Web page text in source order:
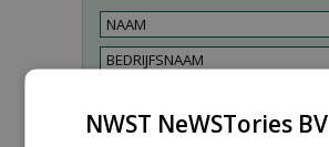
NWST NeWSTories BV